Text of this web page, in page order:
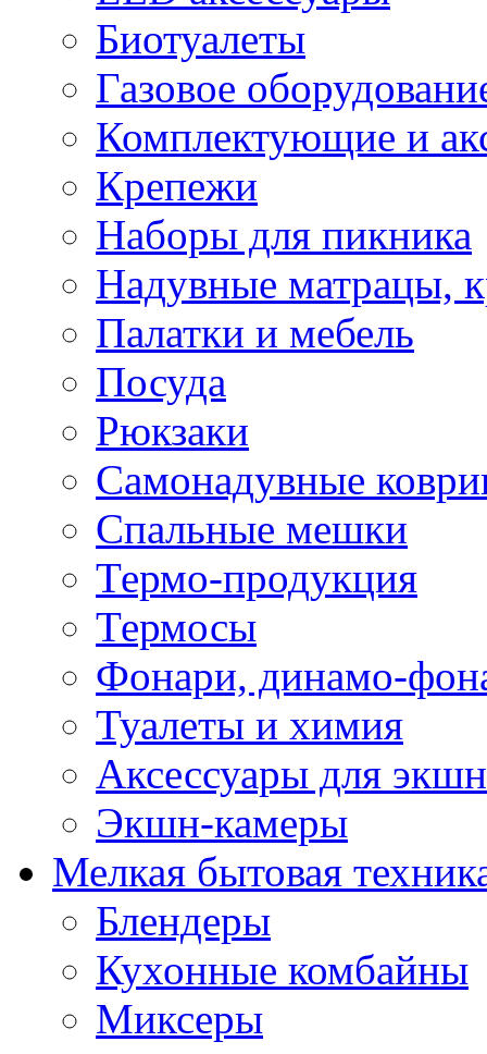
Биотуалеты
Газовое
Комплектующие и
Крепежи
Наборы для пикника
Надувные матрацы,
Палатки и мебель
Посуда
Рюкзаки
Самонадувные
Спальные мешки
Термо-продукция
Термосы
Фонари, динамо-
Туалеты и химия
Аксессуары для
Экшн-камеры
Мелкая бытовая
Блендеры
Кухонные комбайны
Миксеры